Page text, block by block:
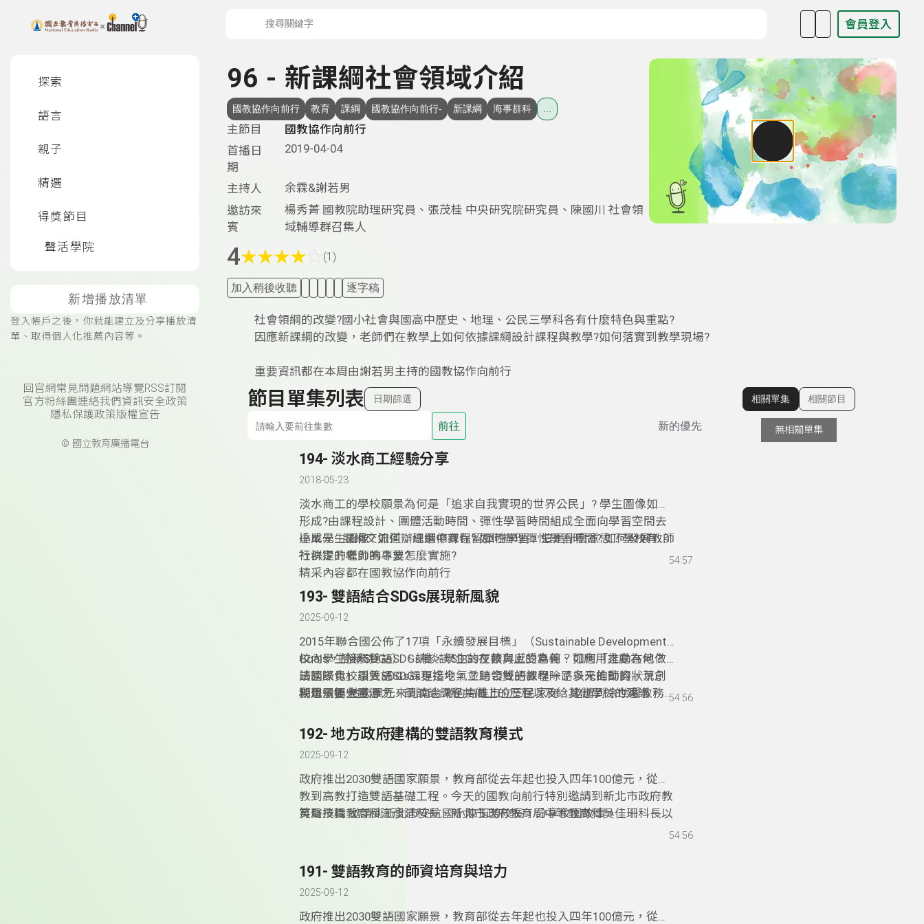
上方功能區塊 會員登入
探索
語言
親子
精選
得獎節目
聲活學院
新增播放清單
登入帳戶之後，你就能建立及分享播放清
單、取得個人化推薦內容等。
回官網常見問題網站導覽RSS訂閱
官方粉絲團連絡我們 資訊安全政策
隱私保護政策版權宣告
© 國立教育廣播電台
96 - 新課綱社會領域介紹
國教協作向前行 教育 課綱 國教協作向前行- 新課綱 海事群科
主節目
國教協作向前行
首播日
期
2019-04-04
主持人
余霖&謝若男
邀訪來
賓
楊秀菁 國教院助理研究員、張茂桂 中央研究院研究員、陳國川 社會領
域輔導群召集人
4★★★★ (1)
加入稍後收聽 逐字稿
社會領綱的改變?國小社會與國高中歷史、地理、公民三學科各有什麼特色與重點?
因應新課綱的改變，老師們在教學上如何依據課綱設計課程與教學?如何落實到教學現場?
重要資訊都在本周由謝若男主持的國教協作向前行
節目單集列表 日期篩選
前往 新的優先
194- 淡水商工經驗分享
2018-05-23
淡水商工的學校願景為何是「追求自我實現的世界公民」? 學生圖像如何
形成?由課程設計、團體活動時間、彈性學習時間組成全面向學習空間去
達成學生圖像? 如何辦理選修課程? 如何辦理彈性學習時間? 如何發展教師
社群提升老師的專業?
小單元--課綱交流道：總綱中有保留彈性學習，這是什麼意思？學校有自
行決定的權力嗎？要怎麼實施?
精采內容都在國教協作向前行
54:57
193- 雙語結合SDGs展現新風貌
2025-09-12
2015年聯合國公佈了17項「永續發展目標」（Sustainable Development
Goals，簡稱SDGs），請談談SDGs在教育上的意義、可應用之處為何？
請談談貴校引入SDGs課程迄今，並結合雙語教學一路以來推動的狀況？
利用了哪些資源？
校內學生接觸雙語SDGs後，學生的反饋與感受為何？如何「推動在地做
法國際化」讓雙語SDGs更接地氣？跨領域的課程除了多元的師資，草創
期也需要大量心力，請談談課程共備上的歷程以及給其他學校的建議。
校聲飛揚:這次單元來到南台灣的高雄市立三民家商，邀請到凃世曜教務 54:56
192- 地方政府建構的雙語教育模式
2025-09-12
政府推出2030雙語國家願景，教育部從去年起也投入四年100億元，從國
教到高教打造雙語基礎工程。今天的國教向前行特別邀請到新北市政府教
育局技職教育科江彥廷科長、新北市政府教育局中等教育科吳佳珊科長以
及新北市政府教育局國小教育科林奕成科長，分享台灣的雙語教育的地方
府在推行雙語教育上，有哪些值得參考及效仿的模式呢？今天的精彩內容
歡迎準時收聽。
笑聲飛揚:邀請到新北市安坑國小陳玉芳校長，分享校園故事。
54:56
191- 雙語教育的師資培育與培力
2025-09-12
政府推出2030雙語國家願景，教育部從去年起也投入四年100億元，從國
顯示相關單集
相關單集 相關節目
無相關單集